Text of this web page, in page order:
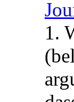
1.